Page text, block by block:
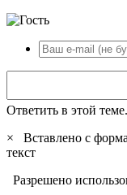
Ответить в этой
×
Вставлено с
текст
Разрешено